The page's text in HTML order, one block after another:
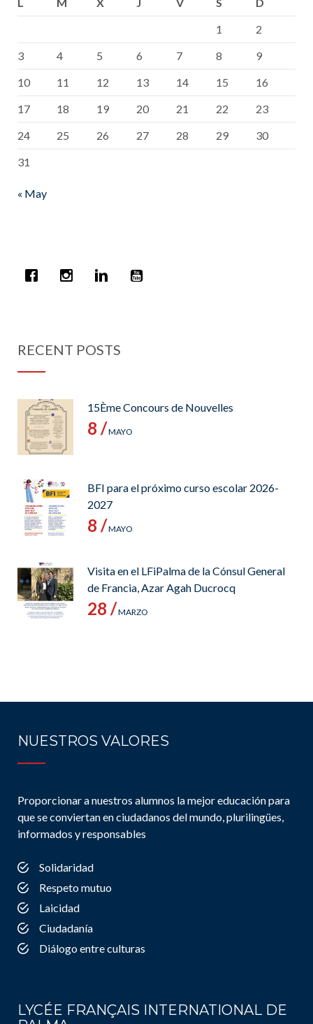
1
2
3
4 5 6 7 8
9
10
11 12 13 14 15
16
17
18 19 20 21 22
23
24
25 26 27 28 29
30
31
« May
RECENT POSTS
15Ème Concours de Nouvelles
8 /MAYO
BFI para el próximo curso escolar 2026-
2027
8 /MAYO
Visita en el LFiPalma de la Cónsul General
de Francia, Azar Agah Ducrocq
28 /MARZO
NUESTROS VALORES
Proporcionar a nuestros alumnos la mejor educación para
que se conviertan en ciudadanos del mundo, plurilingües,
informados y responsables
Solidaridad
Respeto mutuo
Laicidad
Ciudadanía
Diálogo entre culturas
LYCÉE FRANÇAIS INTERNATIONAL DE